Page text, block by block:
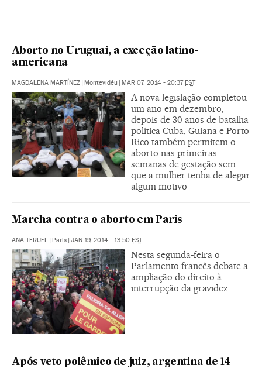
Aborto no Uruguai, a exceção latino-
americana
MAGDALENA MARTÍNEZ | Montevidéu | MAR 07, 2014 - 20:37EST
A nova legislação completou
um ano em dezembro,
depois de 30 anos de batalha
política Cuba, Guiana e Porto
Rico também permitem o
aborto nas primeiras
semanas de gestação sem
que a mulher tenha de alegar
algum motivo
Marcha contra o aborto em Paris
ANA TERUEL | Paris | JAN 19, 2014 - 13:50 EST
Nesta segunda-feira o
Parlamento francês debate a
ampliação do direito à
interrupção da gravidez
Após veto polêmico de juiz, argentina de 14